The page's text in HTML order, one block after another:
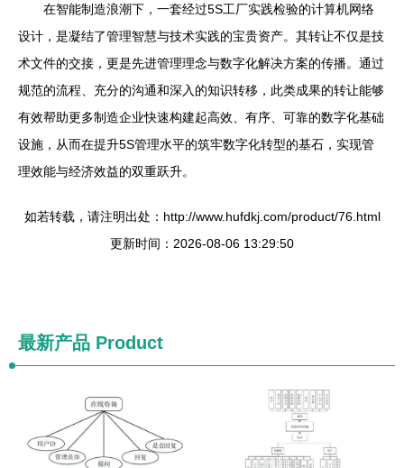
在智能制造浪潮下，一套经过5S工厂实践检验的计算机网络
设计，是凝结了管理智慧与技术实践的宝贵资产。其转让不仅是技
术文件的交接，更是先进管理理念与数字化解决方案的传播。通过
规范的流程、充分的沟通和深入的知识转移，此类成果的转让能够
有效帮助更多制造企业快速构建起高效、有序、可靠的数字化基础
设施，从而在提升5S管理水平的筑牢数字化转型的基石，实现管
理效能与经济效益的双重跃升。
如若转载，请注明出处：http://www.hufdkj.com/product/76.html
更新时间：2026-08-06 13:29:50
最新产品 Product